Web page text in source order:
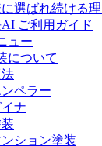
選ばれ続ける
ご利用ガイド
ュー
について
ペラー
ナ
ション塗装